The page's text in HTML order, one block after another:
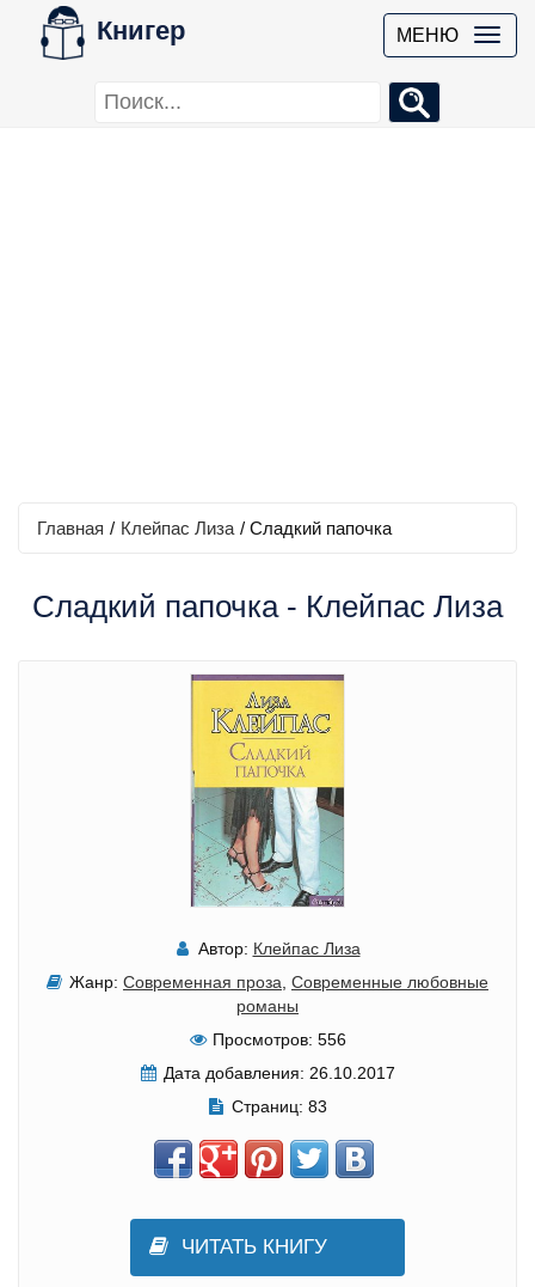
Книгер МЕНЮ
Главная / Клейпас Лиза / Сладкий папочка
Сладкий папочка - Клейпас Лиза
Автор: Клейпас Лиза
Жанр: Современная проза Современные любовные
романы
Просмотров: 556
Дата добавления: 26.10.2017
Страниц: 83
ЧИТАТЬ КНИГУ